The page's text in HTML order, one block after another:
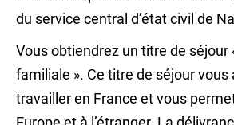
du service central d’état civil de
Vous obtiendrez un titre de séjour
familiale ». Ce titre de séjour vous
travailler en France et vous